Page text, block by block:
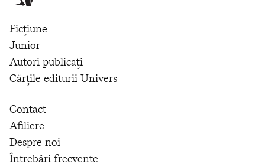
Ficțiune
Junior
Autori publicați
Cărțile editurii Univers
Contact
Afiliere
Despre noi
Întrebări frecvente